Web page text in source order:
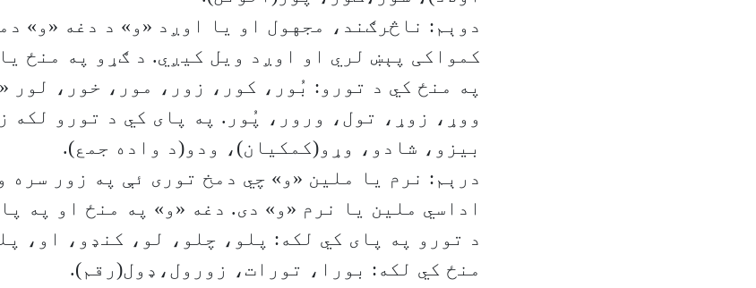
دوېم: ناڅرګند، مجهول او یا اوږد «و» د دغه «و»
کمواکی پېښ لري او اوږد ویل کیږي. د ګړو په منځ
په منځ کي د تورو: بُور، کور، زور، مور، خور، لور
ووړ، زوړ، تول، ورور، پُور. په پای کي د تورو لکه
بیزو، شادو، وړو(کمکیان)، ودو(د واده جمع).
درېم: نرم یا ملین «و» چي دمخ توری ئې په زور سره
اداسي ملین یا نرم «و» دی. دغه «و» په منځ او په
د تورو په پای کي لکه: پلو، چلو، لو، کنډو، او،
منځ کي لکه: بورا، تورات، زورول،ډول(رقم).